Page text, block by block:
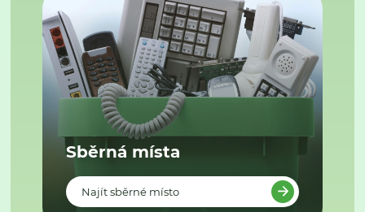
Sběrná místa
Najít sběrné místo